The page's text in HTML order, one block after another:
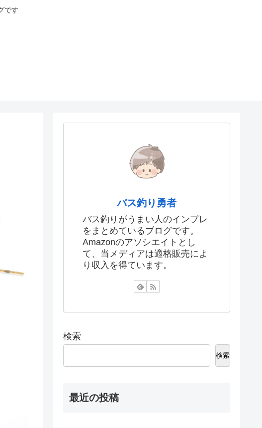
です
バス釣り勇者
バス釣りがうまい人のインプレ
をまとめているブログです。
Amazonのアソシエイトとし
て、当メディアは適格販売によ
り収入を得ています。
検索
検索
最近の投稿